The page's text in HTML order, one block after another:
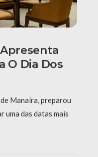
O Dia Dos
Manaíra, preparou
uma das datas mais